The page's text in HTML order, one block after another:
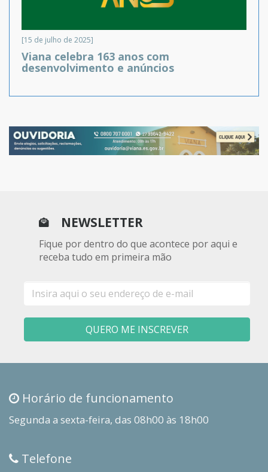
[15 de julho de 2025]
Viana celebra 163 anos com
desenvolvimento e anúncios
NEWSLETTER
Fique por dentro do que acontece por aqui e
receba tudo em primeira mão
mail
QUERO ME INSCREVER
Horário de funcionamento
Segunda a sexta-feira, das 08h00 às 18h00
Telefone